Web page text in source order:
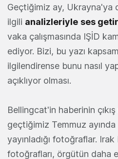
Geçtiğimiz ay, Ukrayna'ya
ilgili analizleriyle ses
vaka çalışmasında IŞİD
ediyor. Bizi, bu yazı
ilgilendirense bunu nasıl
açıklıyor olması.
Bellingcat'in haberinin
geçtiğimiz Temmuz
yayınladığı fotoğraflar.
fotoğrafları, örgütün daha